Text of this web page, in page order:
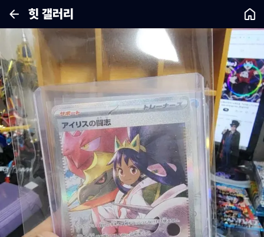
힛 갤러리